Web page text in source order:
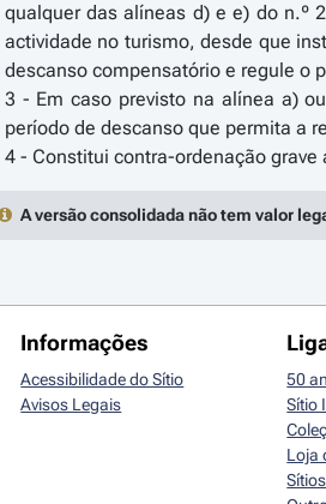
qualquer das alíneas d) e e) do n.º
actividade no turismo, desde que
descanso compensatório e regule o
3 - Em caso previsto na alínea a)
período de descanso que permita a
A versão consolidada não tem valor
Informações
Acessibilidade do Sítio
Avisos Legais
50
Sítio
Loja